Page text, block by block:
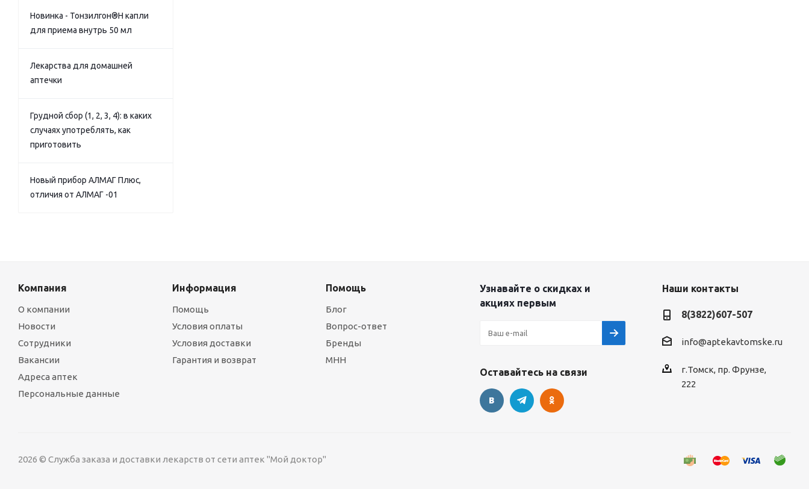
Новинка - Тонзилгон®Н капли
для приема внутрь 50 мл
Лекарства для домашней
аптечки
Грудной сбор (1, 2, 3, 4): в каких
случаях употреблять, как
приготовить
Новый прибор АЛМАГ Плюс,
отличия от АЛМАГ -01
Компания
О компании
Новости
Сотрудники
Вакансии
Адреса аптек
Персональные данные
Информация
Помощь
Условия оплаты
Условия доставки
Гарантия и возврат
Помощь
Блог
Вопрос-ответ
Бренды
МНН
Узнавайте о скидках и
акциях первым
Оставайтесь на связи
Наши контакты
8(3822)607-507
info@aptekavtomske.ru
г.Томск, пр. Фрунзе,
222
2026 © Служба заказа и доставки лекарств от сети аптек "Мой доктор"